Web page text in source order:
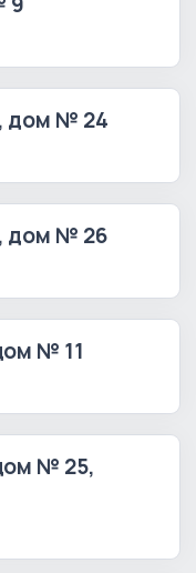
дом № 24
дом № 26
№ 11
№ 25,